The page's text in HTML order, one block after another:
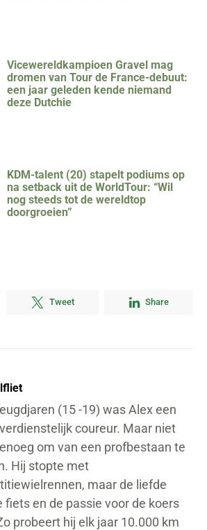
Vicewereldkampioen Gravel mag
dromen van Tour de France-debuut:
een jaar geleden kende niemand
deze Dutchie
KDM-talent (20) stapelt podiums op
na setback uit de WorldTour: “Wil
nog steeds tot de wereldtop
doorgroeien”
Tweet Share
(15 -19) was Alex een
coureur. Maar niet
om van een profbestaan te
Hij stopte met
maar de liefde
fiets en de passie voor de koers
probeert hij elk jaar 10.000 km